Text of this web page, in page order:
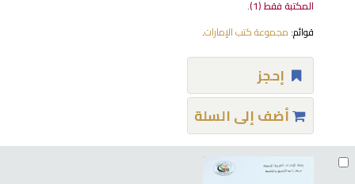
المكتبة فقط(1).
قوائم: مجموعة كتب الإمارات.
إحجز
أضف إلى السلة